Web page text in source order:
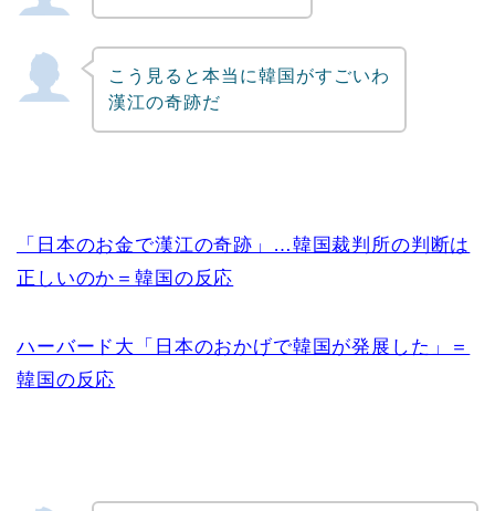
こう見ると本当に韓国がすごいわ
漢江の奇跡だ
「日本のお金で漢江の奇跡」…韓国裁判所の判断は
正しいのか＝韓国の反応
ハーバード大「日本のおかげで韓国が発展した」＝
韓国の反応